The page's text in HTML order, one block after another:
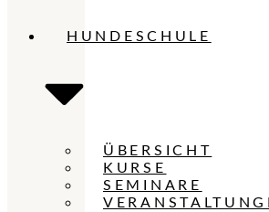
HUNDESCHULE
ÜBERSICHT
KURSE
SEMINARE